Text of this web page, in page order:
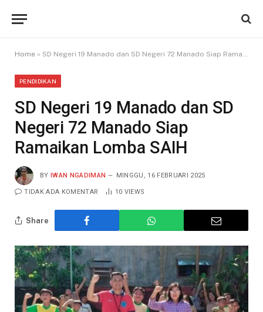
Home » SD Negeri 19 Manado dan SD Negeri 72 Manado Siap Ramaikan Lomba SAIH
PENDIDIKAN
SD Negeri 19 Manado dan SD
Negeri 72 Manado Siap
Ramaikan Lomba SAIH
BY IWAN NGADIMAN MINGGU, 16 FEBRUARI 2025
TIDAK ADA KOMENTAR 10 VIEWS
Share